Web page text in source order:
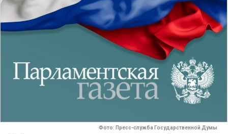
Фото: Пресс-служба Государственной Думы